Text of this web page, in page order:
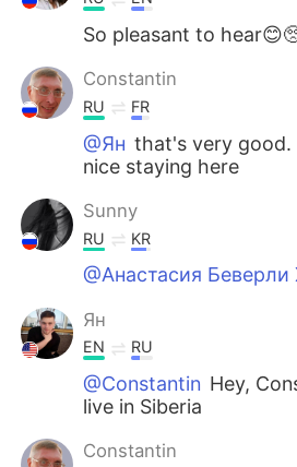
So pleasant to
Constantin
RU FR
@Ян that's very good.
nice staying here
Sunny
RU KR
@Анастасия Беверли
Ян
EN RU
@Constantin Hey,
live in Siberia
Constantin